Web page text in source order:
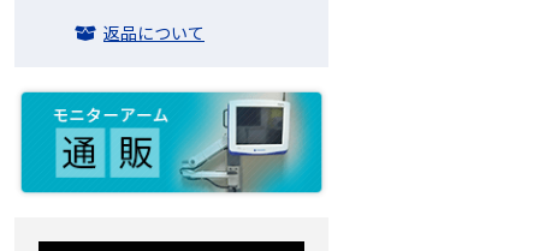
返品について